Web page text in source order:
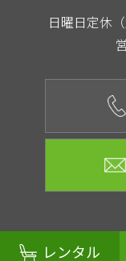
日曜日定休
レンタル